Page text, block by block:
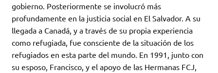
gobierno. Posteriormente se involucró más
profundamente en la justicia social en El Salvador. A su
llegada a Canadá, y a través de su propia experiencia
como refugiada, fue consciente de la situación de los
refugiados en esta parte del mundo. En 1991, junto con
su esposo, Francisco, y el apoyo de las Hermanas FCJ,